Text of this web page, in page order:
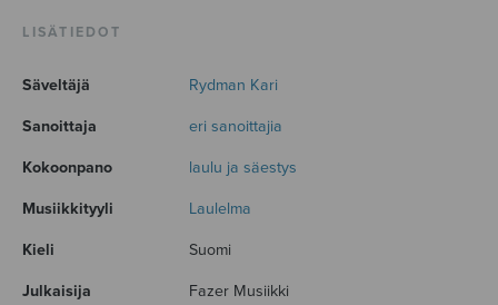
LISÄTIEDOT
Säveltäjä Rydman Kari
Sanoittaja eri sanoittajia
Kokoonpano laulu ja säestys
Musiikkityyli Laulelma
Kieli Suomi
Julkaisija Fazer Musiikki